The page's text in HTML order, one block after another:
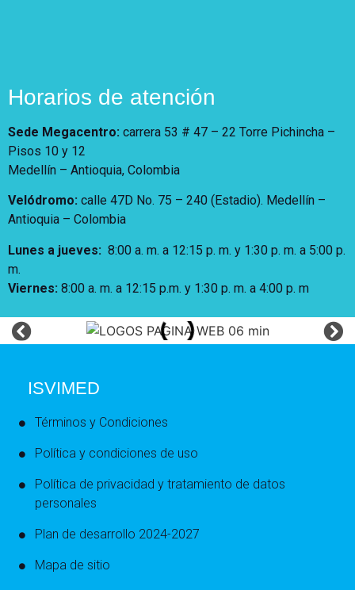
Horarios de atención
Sede Megacentro: carrera 53 # 47 – 22 Torre Pichincha –
Pisos 10 y 12
Medellín – Antioquia, Colombia
Velódromo: calle 47D No. 75 – 240 (Estadio). Medellín –
Antioquia – Colombia
Lunes a jueves: 8:00 a. m. a 12:15 p. m. y 1:30 p. m. a 5:00 p.
m.
Viernes: 8:00 a. m. a 12:15 p.m. y 1:30 p. m. a 4:00 p. m
ISVIMED
Términos y Condiciones
Política y condiciones de uso
Política de privacidad y tratamiento de datos
personales
Plan de desarrollo 2024-2027
Mapa de sitio